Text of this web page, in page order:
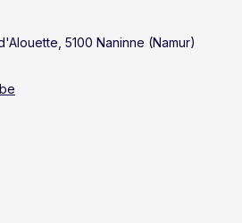
5100 Naninne (Namur)